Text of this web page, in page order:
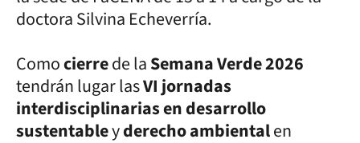
doctora Silvina Echeverría.
Comocierrede laSemana Verde 2026
tendrán lugar lasVI jornadas
interdisciplinarias en desarrollo
sustentableyderecho ambientalen